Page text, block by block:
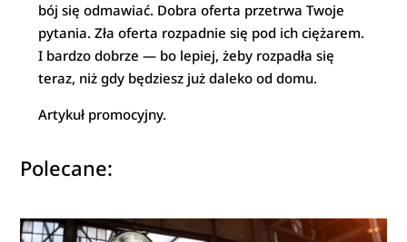
bój się odmawiać. Dobra oferta przetrwa Twoje
pytania. Zła oferta rozpadnie się pod ich ciężarem.
I bardzo dobrze — bo lepiej, żeby rozpadła się
teraz, niż gdy będziesz już daleko od domu.
Artykuł promocyjny.
Polecane: